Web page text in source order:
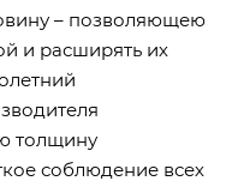
– позволяющею
и расширять их
толщину
соблюдение всех